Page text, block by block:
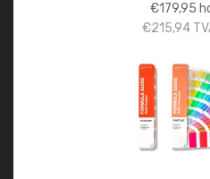
€179,95
€215,94